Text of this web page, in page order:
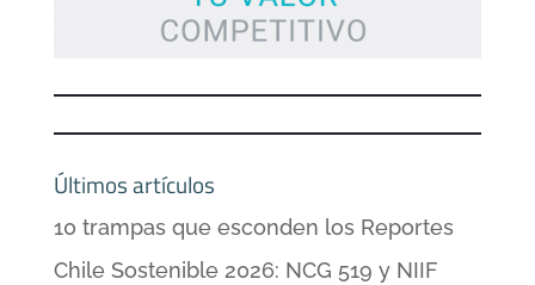
Últimos artículos
10 trampas que esconden los Reportes
Chile Sostenible 2026: NCG 519 y NIIF